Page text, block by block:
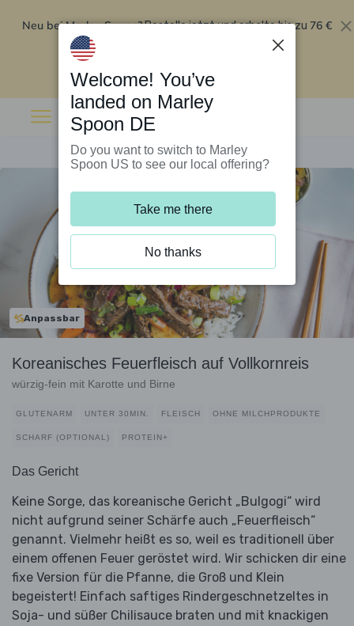
Neu bei Marley Spoon?Bestelle jetzt und erhalte bis zu 76 €
Rabatt auf deine ersten fünf Boxen
Anpassbar
Koreanisches Feuerfleisch auf Vollkornreis
würzig-fein mit Karotte und Birne
GLUTENARM UNTER 30MIN. FLEISCH OHNE MILCHPRODUKTE
SCHARF (OPTIONAL) PROTEIN+
Das Gericht
Keine Sorge, das koreanische Gericht „Bulgogi“ wird
nicht aufgrund seiner Schärfe auch „Feuerfleisch“
genannt. Vielmehr heißt es so, weil es traditionell über
einem offenen Feuer geröstet wird. Wir schicken dir eine
fixe Version für die Pfanne, die Groß und Klein
begeistert! Einfach saftiges Rindergeschnetzeltes in
Soja- und süßer Chilisauce braten und mit knackigen
Welcome! You’ve
landed on Marley
Spoon DE
Do you want to switch to Marley
Spoon US to see our local offering?
Take me there
No thanks